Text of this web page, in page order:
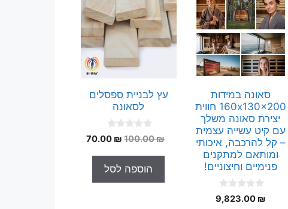
סאונה במידות
160x130x200 חווית
יצירת סאונה משלך
עם קיט עשייה עצמית
– קל להרכבה, איכותי
ומותאם למתקנים
פנימיים וחיצוניים!
0
o
9,823.00 ₪
עץ לבניית ספסלים
לסאונה
0
o
o
5
100.00₪
המחיר
היה:
100.00 ₪.
70.00 ₪
המחיר
הוספה לסל